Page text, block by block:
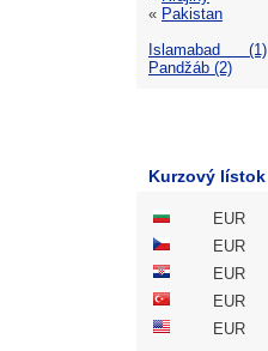
« Pakistan
Islamabad (1)
Pandžáb (2)
Kurzový lístok
EUR
EUR
EUR
EUR
EUR